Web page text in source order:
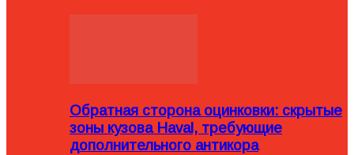
Обратная сторона оцинковки: скрытые
зоны кузова Haval, требующие
дополнительного антикора